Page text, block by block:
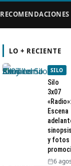
RECOMENDACIONES
LO + RECIENTE
SILO
Silo
3x07
«Radio»:
Escena
y fotos
6